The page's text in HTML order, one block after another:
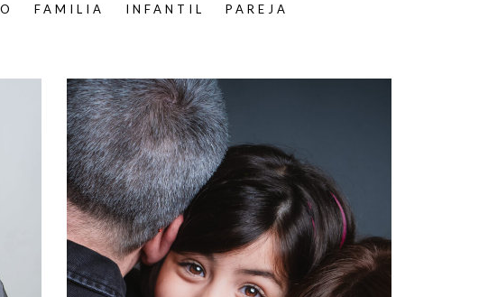
FAMILIA INFANTIL PAREJA